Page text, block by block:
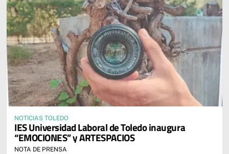
NOTICIAS TOLEDO
IES Universidad Laboral de Toledo inaugura
“EMOCIONES” y ARTESPACIOS
NOTA DE PRENSA